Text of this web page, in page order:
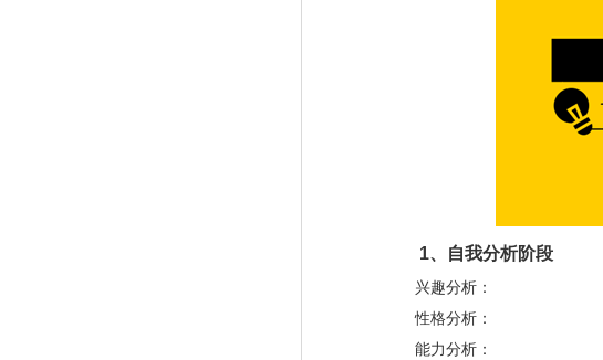
1、自我分析阶段
兴趣分析：
性格分析：
能力分析：